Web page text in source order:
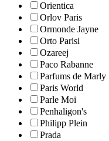
Orientica
Orlov Paris
Ormonde Jayne
Orto Parisi
Ozareej
Paco Rabanne
Parfums de Marly
Paris World
Parle Moi
Penhaligon's
Philipp Plein
Prada